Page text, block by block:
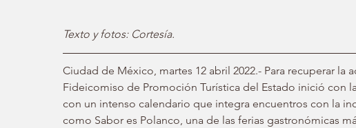
Texto y fotos: Cortesía.
Ciudad de México, martes 12 abril 2022.- Para recuperar la
Fideicomiso de Promoción Turística del Estado inició con
con un intenso calendario que integra encuentros con la
como Sabor es Polanco, una de las ferias gastronómicas